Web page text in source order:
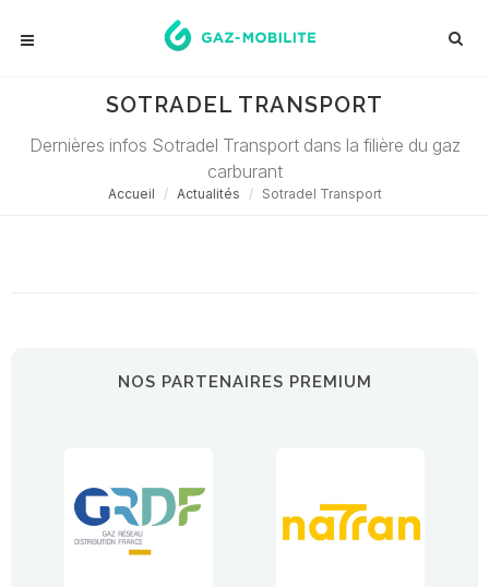
SOTRADEL TRANSPORT
Dernières infos Sotradel Transport dans la filière du gaz
carburant
Accueil Actualités Sotradel Transport
NOS PARTENAIRES PREMIUM